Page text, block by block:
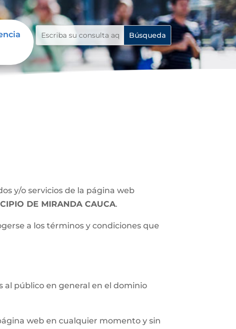
y/o servicios de la página web
DE MIRANDA CAUCA.
a los términos y condiciones que
al público en general en el dominio
web en cualquier momento y sin